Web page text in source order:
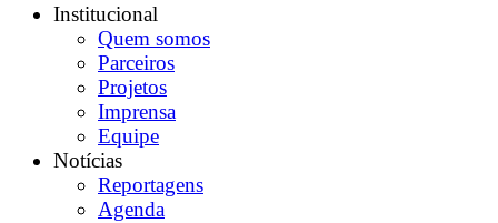
Institucional
Quem somos
Parceiros
Projetos
Imprensa
Equipe
Notícias
Reportagens
Agenda